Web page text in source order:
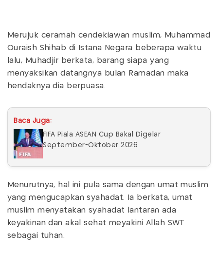
Merujuk ceramah cendekiawan muslim, Muhammad
Quraish Shihab di Istana Negara beberapa waktu
lalu, Muhadjir berkata, barang siapa yang
menyaksikan datangnya bulan Ramadan maka
hendaknya dia berpuasa.
Baca Juga:
FIFA Piala ASEAN Cup Bakal Digelar
September-Oktober 2026
Menurutnya, hal ini pula sama dengan umat muslim
yang mengucapkan syahadat. Ia berkata, umat
muslim menyatakan syahadat lantaran ada
keyakinan dan akal sehat meyakini Allah SWT
sebagai tuhan.